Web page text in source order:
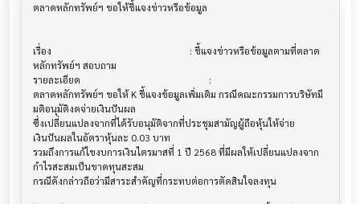
ตลาดหลักทรัพย์ฯ ขอให้ชี้แจงข่าวหรือข้อมูล
เรื่อง                                  			 : ชี้แจงข่าวหรือข้อมูลตามที่ตลาด
หลักทรัพย์ฯ สอบถาม
รายละเอียด                             			 :
ตลาดหลักทรัพย์ฯ ขอให้ K ชี้แจงข้อมูลเพิ่มเติม กรณีคณะกรรมการบริษัทมี
มติอนุมัติงดจ่ายเงินปันผล
ซึ่งเปลี่ยนแปลงจากที่ได้รับอนุมัติจากที่ประชุมสามัญผู้ถือหุ้นให้จ่าย
เงินปันผลในอัตราหุ้นละ 0.03 บาท
รวมถึงการแก้ไขงบการเงินไตรมาสที่ 1 ปี 2568 ที่มีผลให้เปลี่ยนแปลงจาก
กำไรสะสมเป็นขาดทุนสะสม
กรณีดังกล่าวถือว่ามีสาระสำคัญที่กระทบต่อการตัดสินใจลงทุน